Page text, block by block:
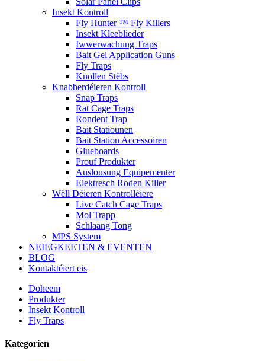
Insekt Kontroll
Fly Hunter ™ Fly Killers
Insekt Kleeblieder
Iwwerwachung Traps
Bait Gel Application Guns
Fly Traps
Knollen Stëbs
Knabberdéieren Kontroll
Snap Traps
Rat Cage Traps
Rondent Trap
Bait Statiounen
Bait Station Accessoiren
Glueboards
Prouf Produkter
Auslousung Equipementer
Elektresch Roden Killer
Wëll Déieren Kontrolléiere
Live Catch Cage Traps
Mol Trapp
Schlaang Tong
MPS System
NEIEGKEETEN & EVENTEN
BLOG
Kontaktéiert eis
Doheem
Produkter
Insekt Kontroll
Fly Traps
Kategorien